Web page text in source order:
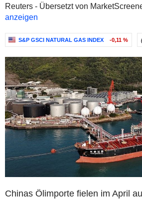
Reuters - Übersetzt von
anzeigen
S&P GSCI NATURAL GAS INDEX -0,11 %
Chinas Ölimporte fielen im April